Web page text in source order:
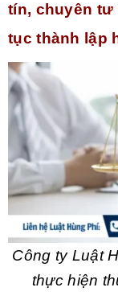
tín, chuyên tư
tục thành lập
Công ty Luật
thực hiện